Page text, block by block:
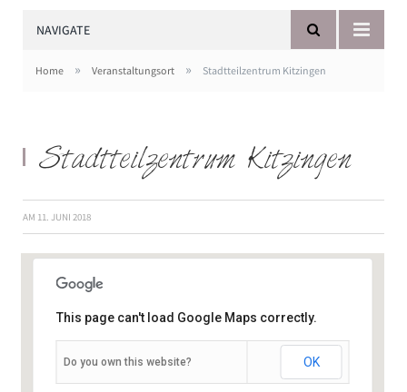
NAVIGATE
Home » Veranstaltungsort » Stadtteilzentrum Kitzingen
Stadtteilzentrum Kitzingen
AM 11. JUNI 2018
Veranstaltungen
This page can't load Google Maps correctly.
Do you own this website? OK